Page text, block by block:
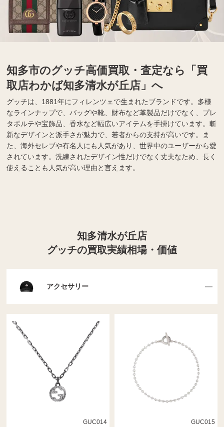
知多市のグッチ高価買取・査定なら「買
取店わかば知多清水が丘店」へ
グッチは、1881年にフィレンツェで生まれたブランドです。多様
なラインナップで、バッグや靴、財布など革製品だけでなく、プレ
タポルテや宝飾品、香水など幅広いアイテムを手掛けています。斬
新なデザインと派手さが魅力で、若者からの支持が高いです。ま
た、海外セレブや有名人にも人気があり、世界中のユーザーから愛
されています。洗練されたデザイン性だけでなく丈夫なため、長く
使えることも人気が高い理由と言えます。
知多清水が丘店
グッチの買取実績相場・価値
アクセサリー
GUC014 GUC015